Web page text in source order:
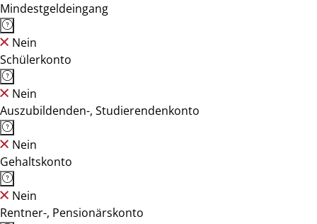
Mindestgeldeingang
Nein
Schülerkonto
Nein
Auszubildenden-, Studierendenkonto
Nein
Gehaltskonto
Nein
Rentner-, Pensionärskonto